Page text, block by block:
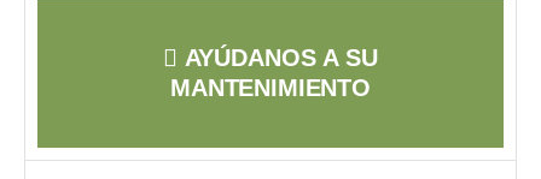
AYÚDANOS A SU
MANTENIMIENTO